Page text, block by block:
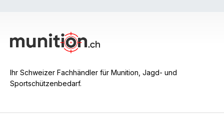
Ihr Schweizer Fachhändler für Munition, Jagd- und
Sportschützenbedarf.